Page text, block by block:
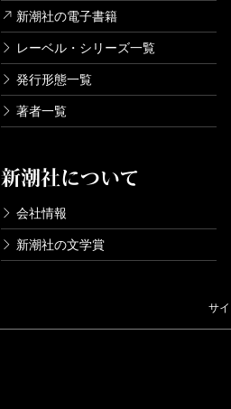
新潮社の電子書籍
レーベル・シリーズ一覧
発行形態一覧
著者一覧
新潮社について
会社情報
新潮社の文学賞
サ